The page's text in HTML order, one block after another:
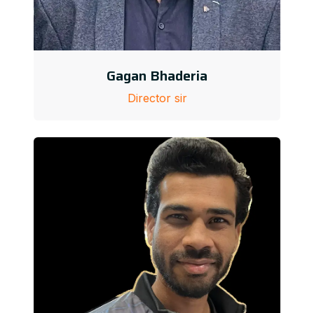
Gagan Bhaderia
Director sir